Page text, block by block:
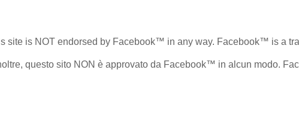
site is NOT endorsed by Facebook™ in any way. Facebook™ is a
questo sito NON è approvato da Facebook™ in alcun modo.